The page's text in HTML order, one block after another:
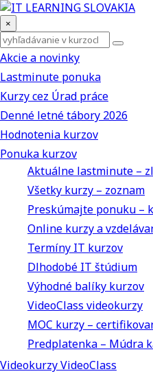
×
Akcie a novinky
Lastminute ponuka
Kurzy cez Úrad práce
Denné letné tábory 2026
Hodnotenia kurzov
Ponuka kurzov
Aktuálne lastminute –
Všetky kurzy – zoznam
Preskúmajte ponuku –
Online kurzy a
Termíny IT kurzov
Dlhodobé IT štúdium
Výhodné balíky kurzov
VideoClass videokurzy
MOC kurzy –
Predplatenka – Múdra
Videokurzy VideoClass